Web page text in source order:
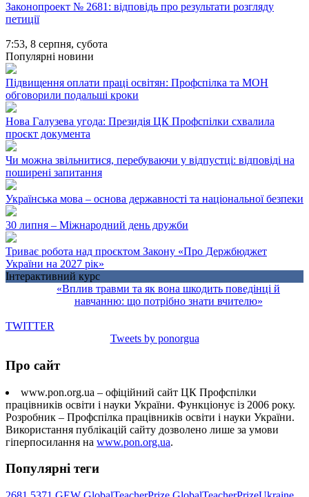
Законопроект № 2681: відповідь про результати розгляду
петиції
7:53, 8 серпня, субота
Популярні новини
Підвищення оплати праці освітян: Профспілка та МОН
обговорили подальші кроки
Нова Галузева угода: Президія ЦК Профспілки схвалила
проєкт документа
Чи можна звільнитися, перебуваючи у відпустці: відповіді на
поширені запитання
Українська мова – основа державності та національної безпеки
30 липня – Міжнародний день дружби
Триває робота над проєктом Закону «Про Держбюджет
України на 2027 рік»
Інтерактивний курс
«Вплив травми та як вона шкодить поведінці й
навчанню: що потрібно знати вчителю»
TWITTER
Tweets by ponorgua
Про сайт
www.pon.org.ua – офіційний сайт ЦК Профспілки
працівників освіти і науки України. Функціонує із 2006 року.
Розробник – Профспілка працівників освіти і науки України.
Використання публікацій сайту дозволено лише за умови
гіперпосилання на www.pon.org.ua.
Популярні теги